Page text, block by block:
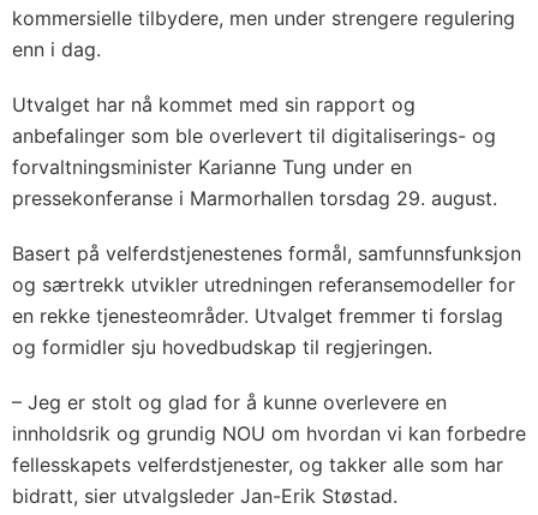
kommersielle tilbydere, men under strengere regulering
enn i dag.
Utvalget har nå kommet med sin rapport og
anbefalinger som ble overlevert til digitaliserings- og
forvaltningsminister Karianne Tung under en
pressekonferanse i Marmorhallen torsdag 29. august.
Basert på velferdstjenestenes formål, samfunnsfunksjon
og særtrekk utvikler utredningen referansemodeller for
en rekke tjenesteområder. Utvalget fremmer ti forslag
og formidler sju hovedbudskap til regjeringen.
– Jeg er stolt og glad for å kunne overlevere en
innholdsrik og grundig NOU om hvordan vi kan forbedre
fellesskapets velferdstjenester, og takker alle som har
bidratt, sier utvalgsleder Jan-Erik Støstad.